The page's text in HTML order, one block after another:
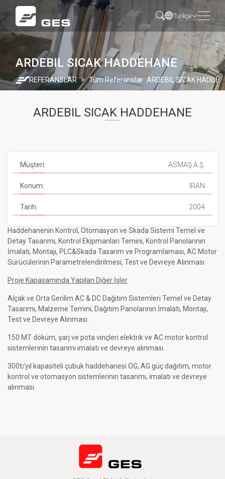
Türkçe
ARDEBIL SICAK HADDEHANE
REFERANSLAR Tüm Referanslar ARDEBIL SICAK
ARDEBIL SICAK HADDEHANE
Haddehanenin Kontrol, Otomasyon ve Skada Sistemi Temel ve
Detay Tasarımı, Kontrol Ekipmanları Temini, Kontrol Panolarının
İmalatı, Montajı, PLC&Skada Tasarım ve Programlaması, AC Motor
Sürücülerinin Parametrelendirilmesi, Test ve Devreye Alınması
Proje Kapasamında Yapılan Diğer İşler
Alçak ve Orta Gerilim AC & DC Dağıtım Sistemleri Temel ve Detay
Tasarımı, Malzeme Temini, Dağıtım Panolarının İmalatı, Montajı,
Test ve Devreye Alınması.
150 MT döküm, şarj ve pota vinçleri elektrik ve AC motor kontrol
sistemlerinin tasarımı imalatı ve devreye alınması.
300t/yıl kapasiteli çubuk haddehanesi OG, AG güç dağıtım, motor
kontrol ve otomasyon sistemlerinin tasarımı, imalatı ve devreye
alınması.
Müşteri: ASMAŞ A.Ş.
Konum: IRAN
Tarih: 2004